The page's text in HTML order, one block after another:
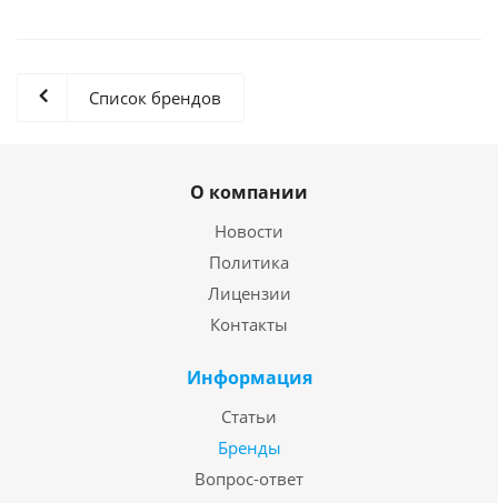
Список брендов
О компании
Новости
Политика
Лицензии
Контакты
Информация
Статьи
Бренды
Вопрос-ответ